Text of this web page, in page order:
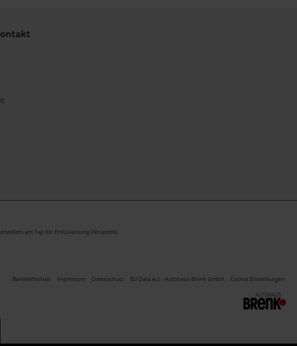
am Tag der Erstzulassung (Neupreis).
Barrierefreiheit Impressum Datenschutz EU Data Act - Autohaus Brenk GmbH Cookie Einstellungen